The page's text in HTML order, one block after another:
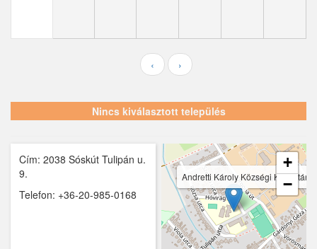
Hernád
Iklad
Ipolydamásd
‹ ›
Nincs kiválasztott település
Cím: 2038 Sóskút Tulipán u.
9.
Telefon: +36-20-985-0168
Andretti Károly Községi Könyvtár
+
−